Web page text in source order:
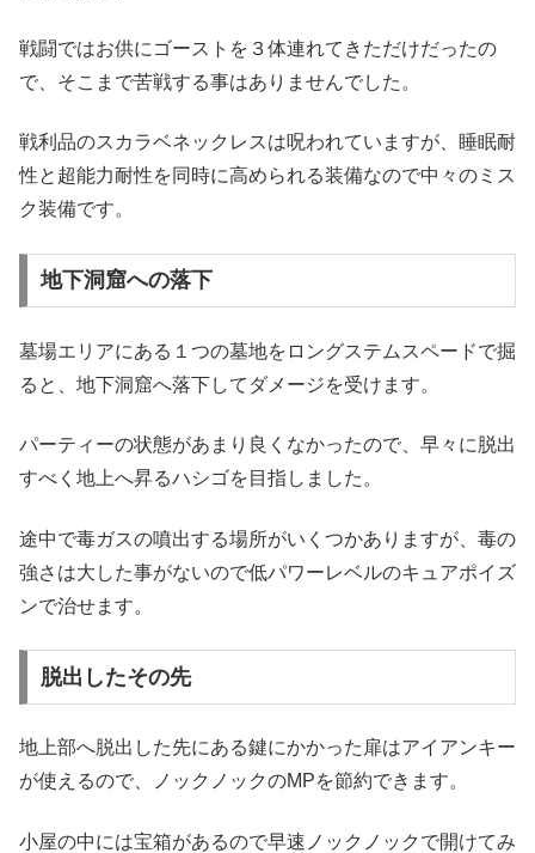
戦闘ではお供にゴーストを３体連れてきただけだったの
で、そこまで苦戦する事はありませんでした。
戦利品のスカラベネックレスは呪われていますが、睡眠耐
性と超能力耐性を同時に高められる装備なので中々のミス
ク装備です。
地下洞窟への落下
墓場エリアにある１つの墓地をロングステムスペードで掘
ると、地下洞窟へ落下してダメージを受けます。
パーティーの状態があまり良くなかったので、早々に脱出
すべく地上へ昇るハシゴを目指しました。
途中で毒ガスの噴出する場所がいくつかありますが、毒の
強さは大した事がないので低パワーレベルのキュアポイズ
ンで治せます。
脱出したその先
地上部へ脱出した先にある鍵にかかった扉はアイアンキー
が使えるので、ノックノックのMPを節約できます。
小屋の中には宝箱があるので早速ノックノックで開けてみ